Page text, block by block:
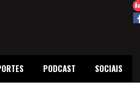
PODCAST SOCIAIS